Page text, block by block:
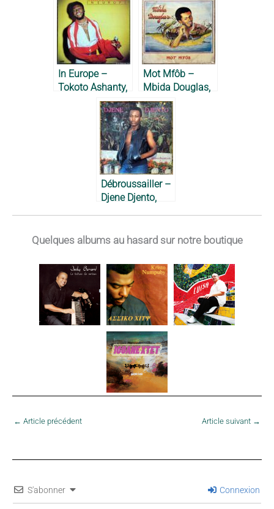
1982
In Europe –
Tokoto Ashanty,
Mot Mfôb –
Mbida Douglas,
1981
Débroussailler –
Djene Djento,
Quelques albums au hasard sur notre boutique
← Article précédent Article suivant →
S'abonner Connexion